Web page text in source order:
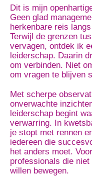
Dit is mijn
Geen glad
herkenbare reis
Terwijl de grenzen
vervagen, ontdek ik
leiderschap. Daarin
om verbinden. Niet
om vragen te blijven
Met scherpe
onverwachte
leiderschap begint
verwarring. In
je stopt met rennen
iedereen die
het anders moet.
professionals die
willen bewegen.